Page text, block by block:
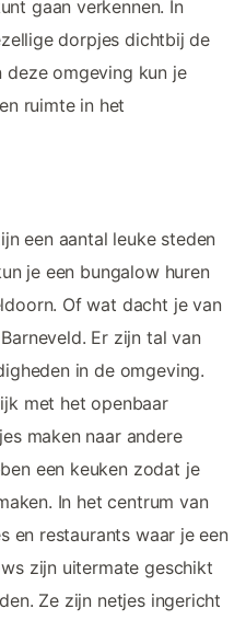
gaan verkennen. In
dorpjes dichtbij de
deze omgeving kun je
ruimte in het
een aantal leuke steden
je een bungalow huren
Of wat dacht je van
Er zijn tal van
in de omgeving.
met het openbaar
maken naar andere
een keuken zodat je
In het centrum van
en restaurants waar je een
zijn uitermate geschikt
Ze zijn netjes ingericht